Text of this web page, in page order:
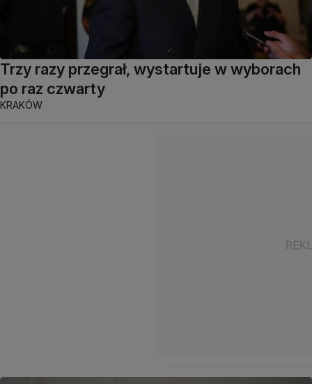
Trzy razy przegrał, wystartuje w wyborach
po raz czwarty
KRAKÓW